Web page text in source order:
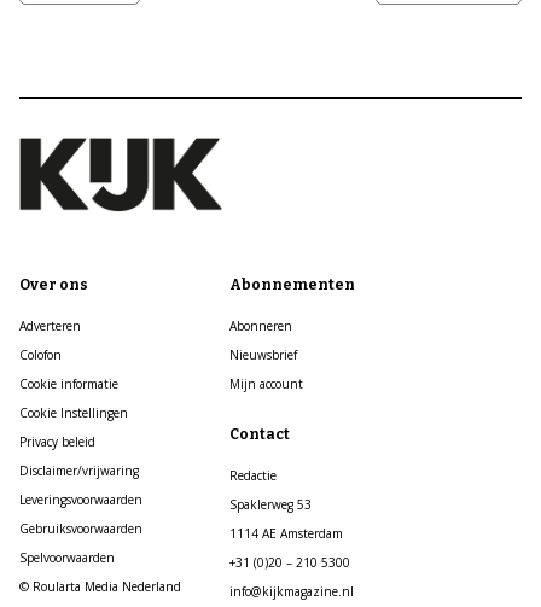
Over ons
Adverteren
Colofon
Cookie informatie
Cookie Instellingen
Privacy beleid
Disclaimer/vrijwaring
Leveringsvoorwaarden
Gebruiksvoorwaarden
Spelvoorwaarden
© Roularta Media Nederland
Abonnementen
Abonneren
Nieuwsbrief
Mijn account
Contact
Redactie
Spaklerweg 53
1114 AE Amsterdam
+31 (0)20 – 210 5300
info@kijkmagazine.nl